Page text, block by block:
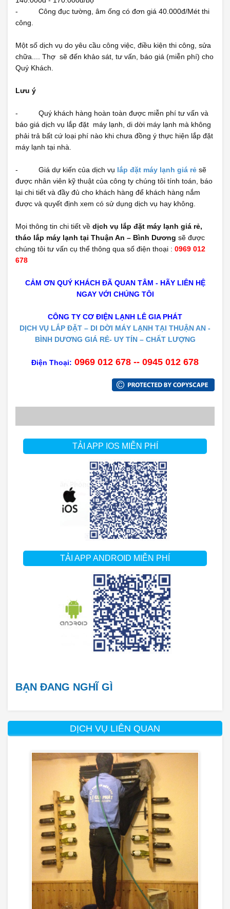
- Công đục tường, âm ống có đơn giá 40.000đ/Mét thi
công.
Một số dịch vụ do yêu cầu công việc, điều kiện thi công, sửa
chữa.... Thợ sẽ đến khảo sát, tư vấn, báo giá (miễn phí) cho
Quý Khách.
Lưu ý
- Quý khách hàng hoàn toàn được miễn phí tư vấn và
báo giá dịch vụ lắp đặt máy lạnh, di dời máy lạnh mà không
phải trả bất cứ loại phí nào khi chưa đồng ý thực hiện lắp đặt
máy lạnh tại nhà.
- Giá dự kiến của dịch vụ lắp đặt máy lạnh giá rẻ sẽ
được nhân viên kỹ thuật của công ty chúng tôi tính toán, báo
lại chi tiết và đầy đủ cho khách hàng để khách hàng nắm
được và quyết định xem có sử dụng dịch vụ hay không.
Mọi thông tin chi tiết về dịch vụ lắp đặt máy lạnh giá rẻ,
tháo lắp máy lạnh tại Thuận An – Bình Dương sẽ được
chúng tôi tư vấn cụ thể thông qua số điện thoại : 0969 012
678
CẢM ƠN QUÝ KHÁCH ĐÃ QUAN TÂM - HÃY LIÊN HỆ
NGAY VỚI CHÚNG TÔI
CÔNG TY CƠ ĐIỆN LẠNH LÊ GIA PHÁT
DỊCH VỤ LẮP ĐẶT – DI DỜI MÁY LẠNH TẠI THUẬN AN -
BÌNH DƯƠNG GIÁ RẺ- UY TÍN – CHẤT LƯỢNG
Điện Thoại: 0969 012 678 -- 0945 012 678
TẢI APP IOS MIỄN PHÍ
TẢI APP ANDROID MIỄN PHÍ
BẠN ĐANG NGHĨ GÌ
DỊCH VỤ LIÊN QUAN